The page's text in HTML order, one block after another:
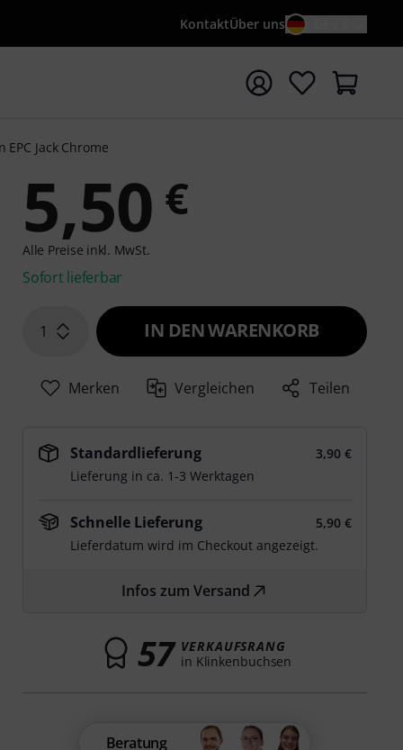
KontaktÜber uns
mit Suchwort {searchTerm} starten
EPC Jack Chrome
5,50 €
Alle Preise inkl. MwSt.
Sofort lieferbar
1 IN DEN WARENKORB
Merken Vergleichen Teilen
Standardlieferung
3,90 €
Lieferung in ca. 1-3 Werktagen
Schnelle Lieferung
5,90 €
Lieferdatum wird im Checkout angezeigt.
Infos zum Versand
57 VERKAUFSRANG
in Klinkenbuchsen
Beratung